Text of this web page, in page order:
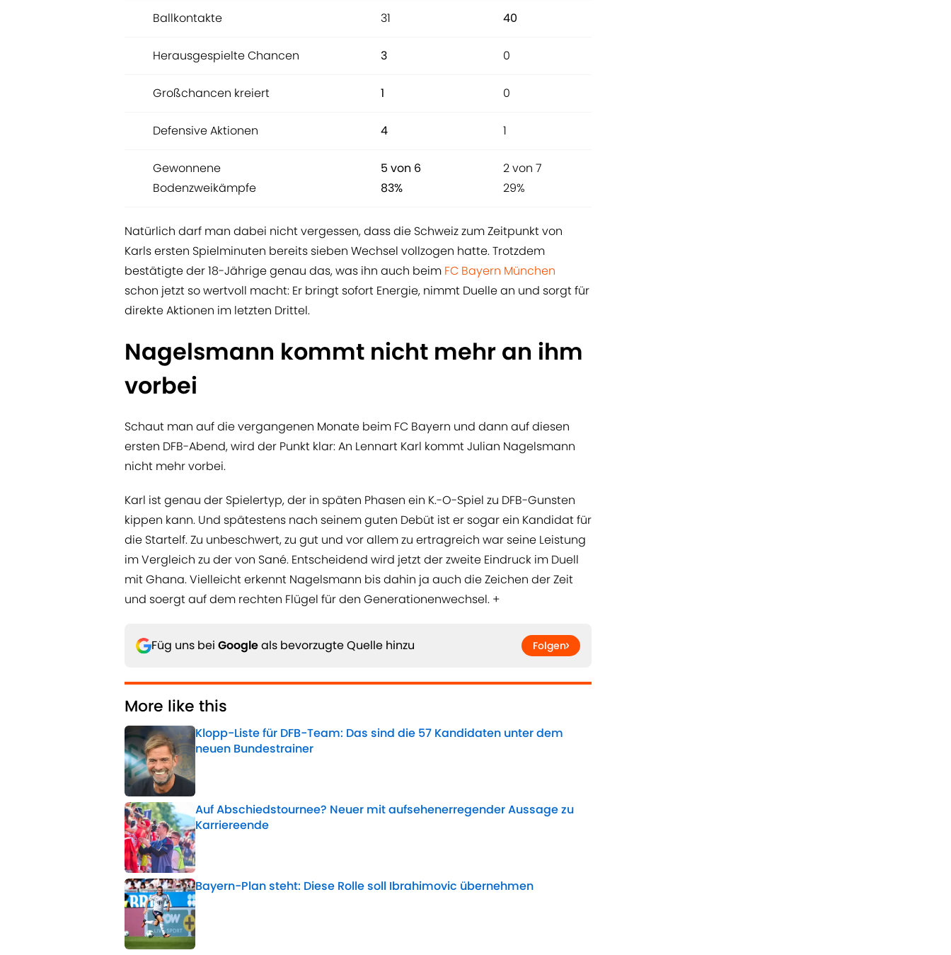
Ballkontakte 31 40
Herausgespielte Chancen 3 0
Großchancen kreiert 1 0
Defensive Aktionen 4 1
Gewonnene
Bodenzweikämpfe
5 von 6
83%
2 von 7
29%
Natürlich darf man dabei nicht vergessen, dass die Schweiz zum Zeitpunkt von
Karls ersten Spielminuten bereits sieben Wechsel vollzogen hatte. Trotzdem
bestätigte der 18-Jährige genau das, was ihn auch beim FC Bayern München
schon jetzt so wertvoll macht: Er bringt sofort Energie, nimmt Duelle an und sorgt für
direkte Aktionen im letzten Drittel.
Nagelsmann kommt nicht mehr an ihm
vorbei
Schaut man auf die vergangenen Monate beim FC Bayern und dann auf diesen
ersten DFB-Abend, wird der Punkt klar: An Lennart Karl kommt Julian Nagelsmann
nicht mehr vorbei.
Karl ist genau der Spielertyp, der in späten Phasen ein K.-O-Spiel zu DFB-Gunsten
kippen kann. Und spätestens nach seinem guten Debüt ist er sogar ein Kandidat für
die Startelf. Zu unbeschwert, zu gut und vor allem zu ertragreich war seine Leistung
im Vergleich zu der von Sané. Entscheidend wird jetzt der zweite Eindruck im Duell
mit Ghana. Vielleicht erkennt Nagelsmann bis dahin ja auch die Zeichen der Zeit
und soergt auf dem rechten Flügel für den Generationenwechsel. +
Füg uns bei Googleals bevorzugte Quelle hinzu Folgen
More like this
Klopp-Liste für DFB-Team: Das sind die 57 Kandidaten unter dem
neuen Bundestrainer
Auf Abschiedstournee? Neuer mit aufsehenerregender Aussage zu
Karriereende
Published by on Invalid Date
Bayern-Plan steht: Diese Rolle soll Ibrahimovic übernehmen
Published by on Invalid Date